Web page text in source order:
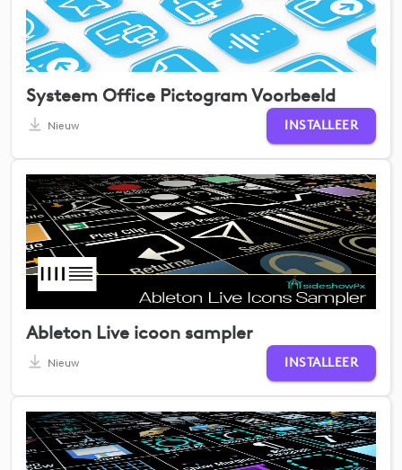
Systeem Office Pictogram Voorbeeld
Nieuw INSTALLEER
Ableton Live icoon sampler
Nieuw INSTALLEER